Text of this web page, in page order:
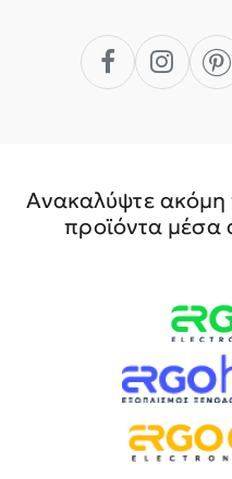
Ανακαλύψτε ακόμη
προϊόντα μέσα